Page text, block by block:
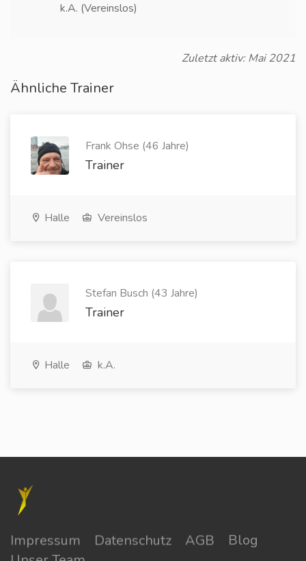
k.A. (Vereinslos)
Zuletzt aktiv: Mai 2021
Ähnliche Trainer
Frank Ohse (46 Jahre)
Trainer
Halle Vereinslos
Stefan Busch (43 Jahre)
Trainer
Halle k.A.
Impressum Datenschutz AGB
Blog